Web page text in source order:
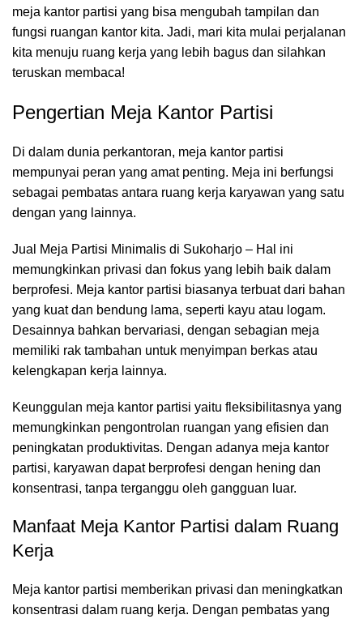
meja kantor partisi yang bisa mengubah tampilan dan
fungsi ruangan kantor kita. Jadi, mari kita mulai perjalanan
kita menuju ruang kerja yang lebih bagus dan silahkan
teruskan membaca!
Pengertian Meja Kantor Partisi
Di dalam dunia perkantoran, meja kantor partisi
mempunyai peran yang amat penting. Meja ini berfungsi
sebagai pembatas antara ruang kerja karyawan yang satu
dengan yang lainnya.
Jual Meja Partisi Minimalis di Sukoharjo – Hal ini
memungkinkan privasi dan fokus yang lebih baik dalam
berprofesi. Meja kantor partisi biasanya terbuat dari bahan
yang kuat dan bendung lama, seperti kayu atau logam.
Desainnya bahkan bervariasi, dengan sebagian meja
memiliki rak tambahan untuk menyimpan berkas atau
kelengkapan kerja lainnya.
Keunggulan meja kantor partisi yaitu fleksibilitasnya yang
memungkinkan pengontrolan ruangan yang efisien dan
peningkatan produktivitas. Dengan adanya meja kantor
partisi, karyawan dapat berprofesi dengan hening dan
konsentrasi, tanpa terganggu oleh gangguan luar.
Manfaat Meja Kantor Partisi dalam Ruang
Kerja
Meja kantor partisi memberikan privasi dan meningkatkan
konsentrasi dalam ruang kerja. Dengan pembatas yang